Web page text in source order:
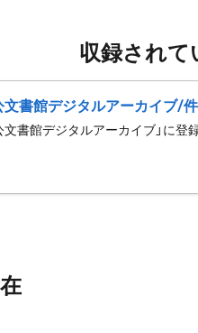
収録されて
文書館デジタルアーカイブ/
文書館デジタルアーカイブ」に